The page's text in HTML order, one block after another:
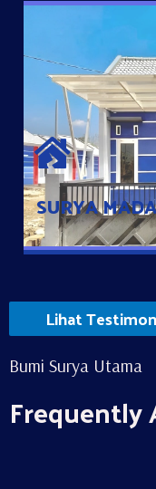
SURYA
SURYA
Satu-satunya
jutaan dengan
Lihat
Bumi Surya Utama
Frequently